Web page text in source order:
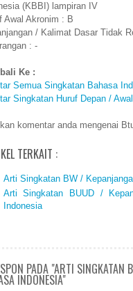
(KBBI) lampiran IV
Awal Akronim : B
/ Kalimat Dasar Tidak
: -
Ke :
Semua Singkatan Bahasa
Singkatan Huruf Depan /
komentar anda mengenai
TERKAIT :
Arti Singkatan BW /
Arti Singkatan BUUD /
Indonesia
PADA "ARTI
INDONESIA"